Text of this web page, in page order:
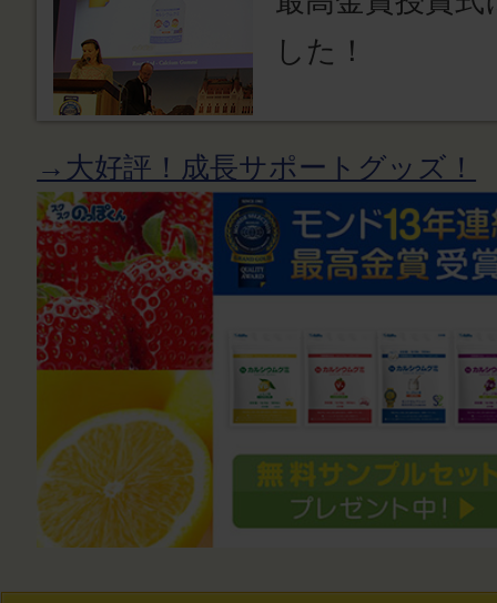
した！
→大好評！成長サポートグッズ！